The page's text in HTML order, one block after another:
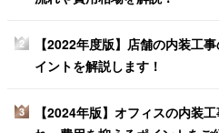
2
【2022年度版】店舗の内装工
イントを解説します！
3
【2024年版】オフィスの内装